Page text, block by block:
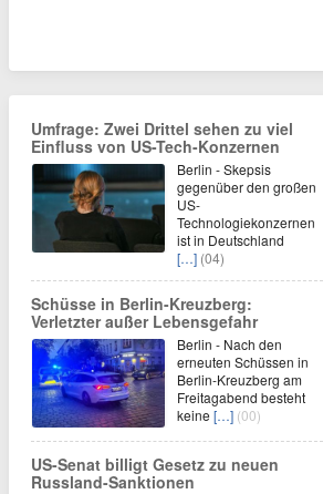
Umfrage: Zwei Drittel sehen zu viel
Einfluss von US-Tech-Konzernen
Berlin - Skepsis
gegenüber den großen
US-
Technologiekonzernen
ist in Deutschland
[…] (04)
Schüsse in Berlin-Kreuzberg:
Verletzter außer Lebensgefahr
Berlin - Nach den
erneuten Schüssen in
Berlin-Kreuzberg am
Freitagabend besteht
keine […] (00)
US-Senat billigt Gesetz zu neuen
Russland-Sanktionen